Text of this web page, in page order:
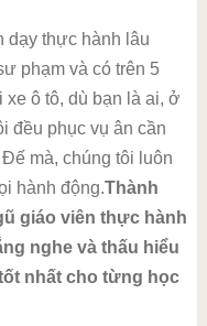
dạy thực hành lâu
phạm và có trên 5
xe ô tô, dù bạn là ai, ở
đều phục vụ ân cần
mà, chúng tôi luôn
hành động.Thành
giáo viên thực hành
nghe và thấu hiểu
nhất cho từng học